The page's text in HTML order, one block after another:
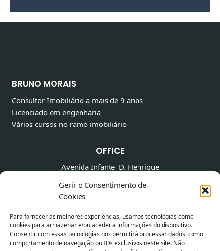
Gerir o Consentimento de
Cookies
Para fornecer as melhores experiências, usamos tecnologias como
cookies para armazenar e/ou aceder a informações do dispositivo.
Consentir com essas tecnologias nos permitirá processar dados, como
comportamento de navegação ou IDs exclusivos neste site. Não
BRUNO MORAIS
Consultor Imobiliário a mais de 9 anos
Licenciado em engenharia
Vários cursos no ramo imobiliário
OFFICE
Avenida Infante D. Henrique
Email: gestor.bruno.morais@gmail.com
MANTER CONTATO